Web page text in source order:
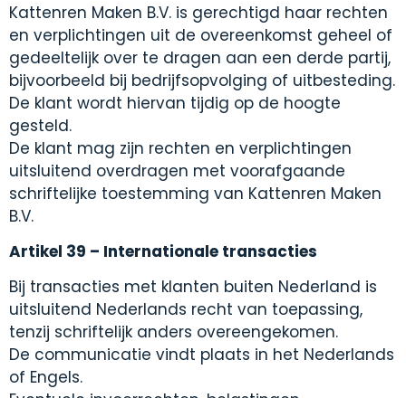
Kattenren Maken B.V. is gerechtigd haar rechten
en verplichtingen uit de overeenkomst geheel of
gedeeltelijk over te dragen aan een derde partij,
bijvoorbeeld bij bedrijfsopvolging of uitbesteding.
De klant wordt hiervan tijdig op de hoogte
gesteld.
De klant mag zijn rechten en verplichtingen
uitsluitend overdragen met voorafgaande
schriftelijke toestemming van Kattenren Maken
B.V.
Artikel 39 – Internationale transacties
Bij transacties met klanten buiten Nederland is
uitsluitend Nederlands recht van toepassing,
tenzij schriftelijk anders overeengekomen.
De communicatie vindt plaats in het Nederlands
of Engels.